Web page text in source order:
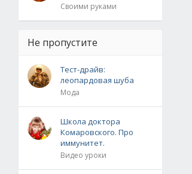
Своими руками
Не пропустите
Тест-драйв:
леопардовая шуба
Мода
Школа доктора
Комаровского. Про
иммунитет.
Видео уроки